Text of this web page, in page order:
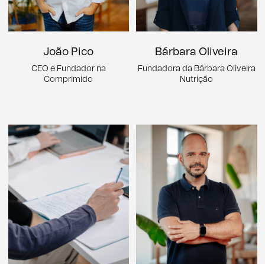
João Pico
CEO e Fundador na
Comprimido
Bárbara Oliveira
Fundadora da Bárbara Oliveira
Nutrição